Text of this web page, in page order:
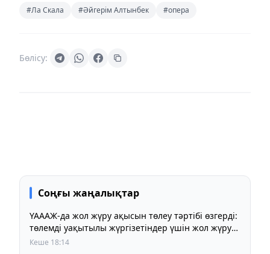
#Ла Скала #Әйгерім Алтынбек #опера
Бөлісу:
Соңғы жаңалықтар
ҮАААЖ-да жол жүру ақысын төлеу тәртібі өзгерді:
төлемді уақытылы жүргізетіндер үшін жол жүру
құны бұрынғы деңгейде сақталады
Кеше 18:14